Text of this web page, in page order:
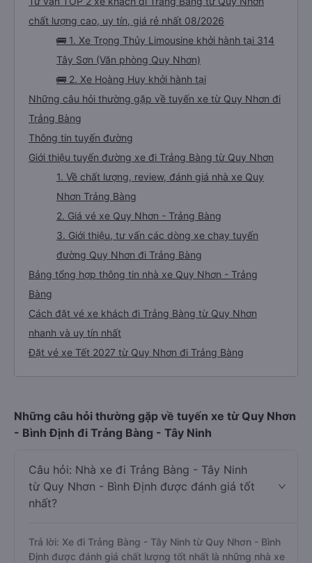
chất lượng cao, uy tín, giá rẻ nhất 08/2026
🚌 1. Xe Trọng Thủy Limousine khởi hành tại 314
Tây Sơn (Văn phòng Quy Nhơn)
🚌 2. Xe Hoàng Huy khởi hành tại
Những câu hỏi thường gặp về tuyến xe từ Quy Nhơn đi
Trảng Bàng
Thông tin tuyến đường
Giới thiệu tuyến đường xe đi Trảng Bàng từ Quy Nhơn
1. Về chất lượng, review, đánh giá nhà xe Quy
Nhơn Trảng Bàng
2. Giá vé xe Quy Nhơn - Trảng Bàng
3. Giới thiệu, tư vấn các dòng xe chạy tuyến
đường Quy Nhơn đi Trảng Bàng
Bảng tổng hợp thông tin nhà xe Quy Nhơn - Trảng
Bàng
Cách đặt vé xe khách đi Trảng Bàng từ Quy Nhơn
nhanh và uy tín nhất
Đặt vé xe Tết 2027 từ Quy Nhơn đi Trảng Bàng
Những câu hỏi thường gặp về tuyến xe từ Quy Nhơn
- Bình Định đi Trảng Bàng - Tây Ninh
Câu hỏi: Nhà xe đi Trảng Bàng - Tây Ninh
từ Quy Nhơn - Bình Định được đánh giá tốt
nhất?
Trả lời: Xe đi Trảng Bàng - Tây Ninh từ Quy Nhơn - Bình
Định được đánh giá chất lượng tốt nhất là những nhà xe